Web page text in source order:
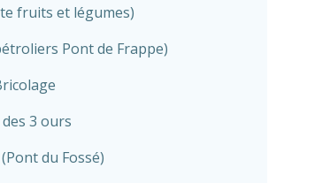
fruits et légumes)
Pont de Frappe)
3 ours
du Fossé)